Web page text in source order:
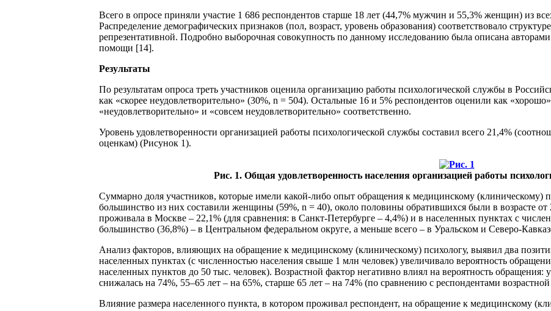
Всего в опросе приняли участие 1 686 респондентов старше 18 лет (44,7% мужчин и 55,3% женщин) из
Распределение демографических признаков (пол, возраст, уровень образования) соответствовало
репрезентативной. Подробно выборочная совокупность по данному исследованию была описана
помощи [14].
Результаты
По результатам опроса треть участников оценила организацию работы психологической службы в
как «скорее неудовлетворительно» (30%, n = 504). Остальные 16 и 5% респондентов оценили как
«неудовлетворительно» и «совсем неудовлетворительно» соответственно.
Уровень удовлетворенности организацией работы психологической службы составил всего 21,4%
оценкам) (Рисунок 1).
Рис. 1. Общая удовлетворенность населения организацией работы
Суммарно доля участников, которые имели какой-либо опыт обращения к медицинскому (клиническому)
большинство из них составили женщины (59%, n = 40), около половины обратившихся были в возрасте
проживала в Москве – 22,1% (для сравнения: в Санкт-Петербурге – 4,4%) и в населенных пунктах с
большинство (36,8%) – в Центральном федеральном округе, а меньше всего – в Уральском и Северо-
Анализ факторов, влияющих на обращение к медицинскому (клиническому) психологу, выявил два
населенных пунктах (с численностью населения свыше 1 млн человек) увеличивало вероятность
населенных пунктов до 50 тыс. человек). Возрастной фактор негативно влиял на вероятность обращения:
снижалась на 74%, 55–65 лет – на 65%, старше 65 лет – на 74% (по сравнению с респондентами
Влияние размера населенного пункта, в котором проживал респондент, на обращение к медицинскому